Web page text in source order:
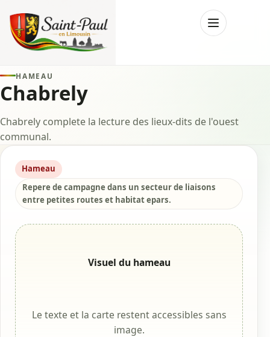
Menu
HAMEAU
Chabrely
Chabrely complete la lecture des lieux-dits de l'ouest
communal.
Hameau
Repere de campagne dans un secteur de liaisons
entre petites routes et habitat epars.
Visuel du hameau
Le texte et la carte restent accessibles sans
image.